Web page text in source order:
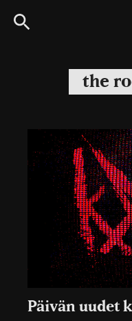
Siirry
suoraan
the
Päivän uudet